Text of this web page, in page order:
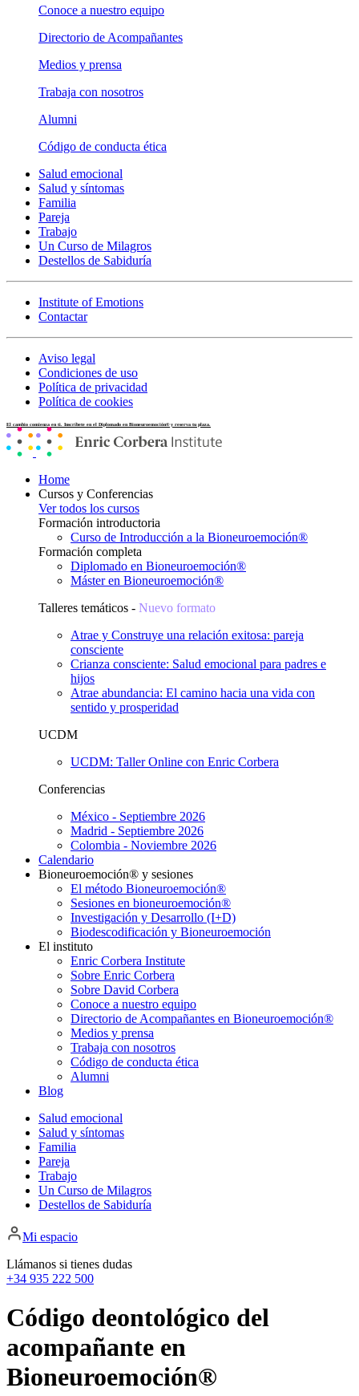
Conoce a nuestro equipo
Directorio de Acompañantes
Medios y prensa
Trabaja con nosotros
Alumni
Código de conducta ética
Salud emocional
Salud y síntomas
Familia
Pareja
Trabajo
Un Curso de Milagros
Destellos de Sabiduría
Institute of Emotions
Contactar
Aviso legal
Condiciones de uso
Política de privacidad
Política de cookies
El cambio comienza en ti. Inscríbete en el Diplomado en Bioneuroemoción® y reserva tu plaza.
Home
Cursos y Conferencias
Ver todos los cursos
Formación introductoria
Curso de Introducción a la Bioneuroemoción®
Formación completa
Diplomado en Bioneuroemoción®
Máster en Bioneuroemoción®
Talleres temáticos - Nuevo formato
Atrae y Construye una relación exitosa: pareja
consciente
Crianza consciente: Salud emocional para padres e
hijos
Atrae abundancia: El camino hacia una vida con
sentido y prosperidad
UCDM
UCDM: Taller Online con Enric Corbera
Conferencias
México - Septiembre 2026
Madrid - Septiembre 2026
Colombia - Noviembre 2026
Calendario
Bioneuroemoción® y sesiones
El método Bioneuroemoción®
Sesiones en bioneuroemoción®
Investigación y Desarrollo (I+D)
Biodescodificación y Bioneuroemoción
El instituto
Enric Corbera Institute
Sobre Enric Corbera
Sobre David Corbera
Conoce a nuestro equipo
Directorio de Acompañantes en Bioneuroemoción®
Medios y prensa
Trabaja con nosotros
Código de conducta ética
Alumni
Blog
Salud emocional
Salud y síntomas
Familia
Pareja
Trabajo
Un Curso de Milagros
Destellos de Sabiduría
Mi espacio
Llámanos si tienes dudas
+34 935 222 500
Código deontológico del
acompañante en
Bioneuroemoción®